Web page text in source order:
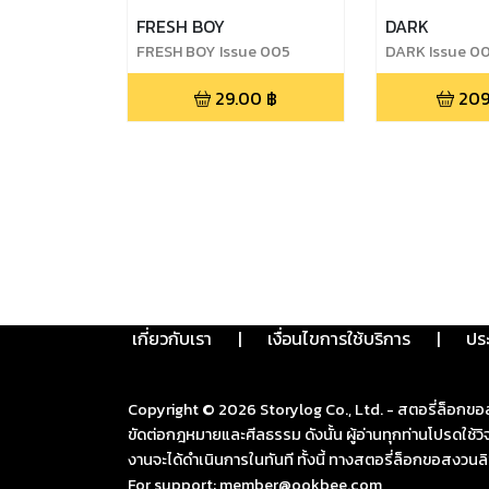
FRESH BOY
FRESH BOY Issue 005
29.00 ฿
DARK
DARK Issue
เกี่ยวกับเรา | เงื่อนไขการใช้บริการ | ป
Copyright © 2026 Storylog Co., Ltd. - สตอรี่ล็อกข
ขัดต่อกฎหมายและศีลธรรม ดังนั้น ผู้อ่านทุกท่านโปรดใ
งานจะได้ดำเนินการในทันที ทั้งนี้ ทางสตอรี่ล็อกขอสง